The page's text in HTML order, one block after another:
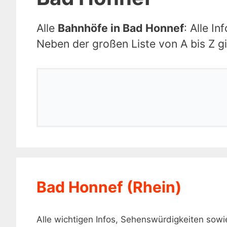
Alle Bahnhöfe in Bad Honnef: Alle
Neben der großen Liste von A bis Z
Bad Honnef (Rhein)
Alle wichtigen Infos, Sehenswürdigkeiten